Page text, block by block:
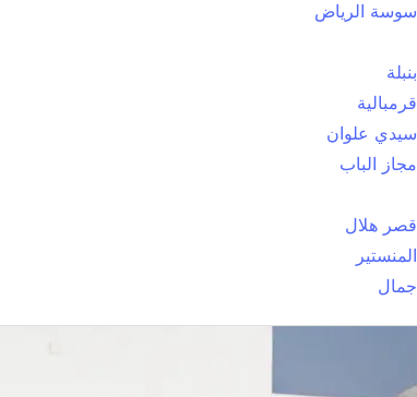
سوسة الرياض
بنبلة
قرمبالية
سيدي علوان
مجاز الباب
قصر هلال
المنستير
جمال